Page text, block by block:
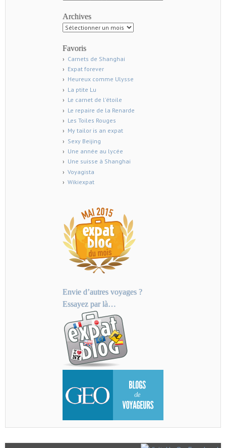
Archives
Archives
Favoris
Carnets de Shanghai
Expat forever
Heureux comme Ulysse
La ptite Lu
Le carnet de l'étoile
Le repaire de la Renarde
Les Toiles Rouges
My tailor is an expat
Sexy Beijing
Une année au lycée
Une suisse à Shanghai
Voyagista
Wikiexpat
Envie d’autres voyages ?
Essayez par là…